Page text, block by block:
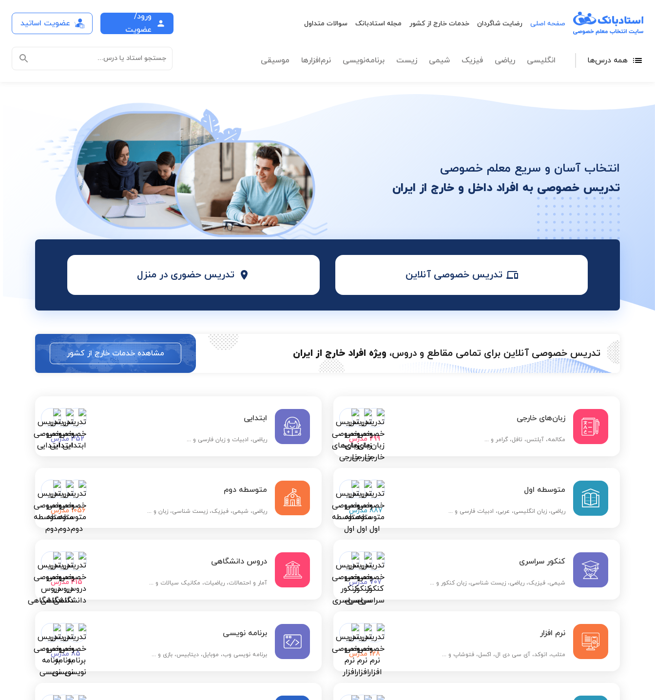
صفحه اصلی رضایت شاگردان خدمات خارج از کشور مجله استادبانک سوالات متداول
ورود/
عضویت
عضویت اساتید
همه درس‌ها انگلیسی ریاضی فیزیک شیمی زیست برنامه‌نویسی نرم‌افزارها موسیقی جستجو استاد یا درس...
انتخاب آسان و سریع معلم خصوصی
تدریس خصوصی به افراد داخل و خارج از ایران
تدریس خصوصی آنلاین تدریس حضوری در منزل
تدریس خصوصی آنلاین برای تمامی مقاطع و دروس، ویژه افراد خارج از ایران مشاهده خدمات خارج از کشور
زبان‌های خارجی
مکالمه، آیلتس، تافل، گرامر و ... 299 مدرس
ابتدایی
ریاضی، ادبیات و زبان فارسی و ... 352 مدرس
متوسطه اول
ریاضی، زبان انگلیسی، عربی، ادبیات فارسی و ... 887 مدرس
متوسطه دوم
ریاضی، شیمی، فیزیک، زیست شناسی، زبان و ... 1056 مدرس
کنکور سراسری
شیمی، فیزیک، ریاضی، زیست شناسی، زبان کنکور و ... 707 مدرس
دروس دانشگاهی
آمار و احتمالات، ریاضیات، مکانیک سیالات و ... 415 مدرس
نرم افزار
متلب، اتوکد، آی سی دی ال، اکسل، فتوشاپ و ... 128 مدرس
برنامه نویسی
برنامه نویسی وب، موبایل، دیتابیس، بازی و ... 85 مدرس
تدریس خصوصی آنلاین تدریس حضوری در منزل